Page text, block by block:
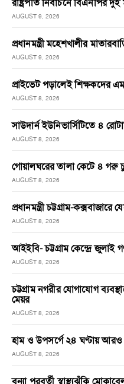
AUGUST 9, 2026
প্রধানমন্ত্রী মহেশখালীর
AUGUST 9, 2026
প্রাইভেট পড়ালেই শিক্ষকদের
AUGUST 8, 2026
সাউদার্ন ইউনিভার্সিটিতে ৪
AUGUST 8, 2026
গোয়ালঘরের তালা কেটে ৪ গরু
AUGUST 8, 2026
প্রধানমন্ত্রী চট্টগ্রাম-
AUGUST 8, 2026
আইইবি- চট্টগ্রাম কেন্দ্রে জুলাই
AUGUST 8, 2026
চট্টগ্রাম নগরীর যোগাযোগ
মেয়র
AUGUST 8, 2026
হাম ও উপসর্গে ২৪ ঘণ্টায় আরও
AUGUST 8, 2026
বন্যা পরবর্তী স্বাস্থ্যঝুঁকি